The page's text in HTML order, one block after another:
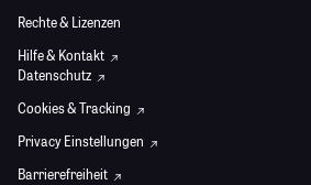
Rechte & Lizenzen
Hilfe & Kontakt
Datenschutz
Cookies & Tracking
Privacy Einstellungen
Barrierefreiheit